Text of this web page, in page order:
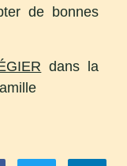
de bonnes
dans la